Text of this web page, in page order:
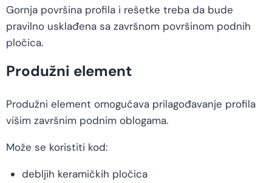
Gornja površina profila i rešetke treba da bude
pravilno usklađena sa završnom površinom podnih
pločica.
Produžni element
Produžni element omogućava prilagođavanje profila
višim završnim podnim oblogama.
Može se koristiti kod:
debljih keramičkih pločica